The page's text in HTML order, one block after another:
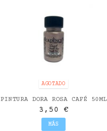
AGOTADO
PINTURA DORA ROSA CAFÉ 50ML
3,50 €
MÁS